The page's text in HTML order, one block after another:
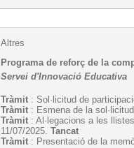
Altres
Programa de reforç de la
Servei d'Innovació Educativa
Tràmit : Sol·licitud de
Tràmit : Esmena de la sol·licitud
Tràmit : Al·legacions a les
11/07/2025.Tancat
Tràmit : Presentació de la